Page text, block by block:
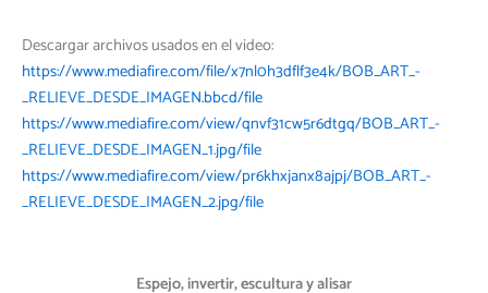
Descargar archivos usados en el video:
https://www.mediafire.com/file/x7nl0h3dflf3e4k/BOB_ART_-
_RELIEVE_DESDE_IMAGEN.bbcd/file
https://www.mediafire.com/view/qnvf31cw5r6dtgq/BOB_ART_-
_RELIEVE_DESDE_IMAGEN_1.jpg/file
https://www.mediafire.com/view/pr6khxjanx8ajpj/BOB_ART_-
_RELIEVE_DESDE_IMAGEN_2.jpg/file
Espejo, invertir, escultura y alisar